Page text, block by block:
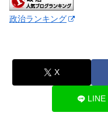
政治ランキング
X
LINE